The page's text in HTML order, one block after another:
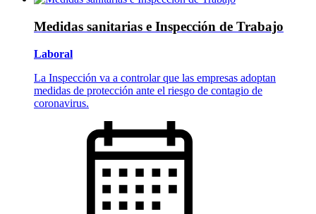
Medidas sanitarias e Inspección de Trabajo
Laboral
La Inspección va a controlar que las empresas adoptan
medidas de protección ante el riesgo de contagio de
coronavirus.